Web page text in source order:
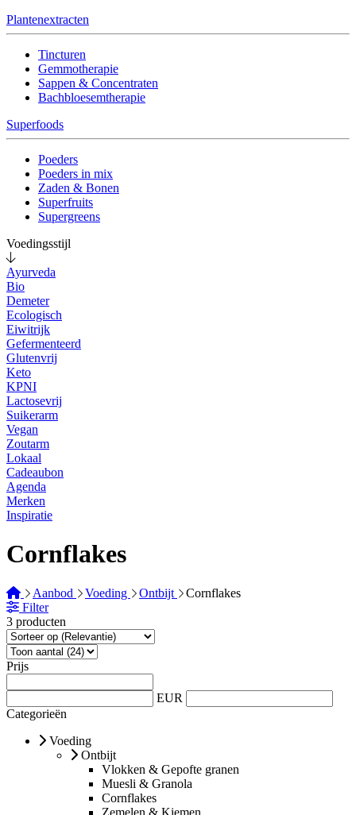
Plantenextracten
Tincturen
Gemmotherapie
Sappen & Concentraten
Bachbloesemtherapie
Superfoods
Poeders
Poeders in mix
Zaden & Bonen
Superfruits
Supergreens
Voedingsstijl
Ayurveda
Bio
Demeter
Ecologisch
Eiwitrijk
Gefermenteerd
Glutenvrij
Keto
KPNI
Lactosevrij
Suikerarm
Vegan
Zoutarm
Lokaal
Cadeaubon
Agenda
Merken
Inspiratie
Cornflakes
Aanbod Voeding Ontbijt
Cornflakes
Filter
3 producten
Prijs
EUR
Categorieën
Voeding
Ontbijt
Vlokken & Gepofte granen
Muesli & Granola
Cornflakes
Zemelen & Kiemen